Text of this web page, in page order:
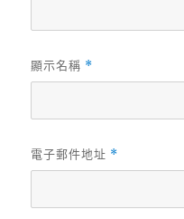
顯示名稱 *
電子郵件地址 *